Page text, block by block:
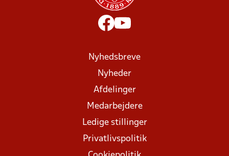
Nyhedsbreve
Nyheder
Afdelinger
Medarbejdere
Ledige stillinger
Privatlivspolitik